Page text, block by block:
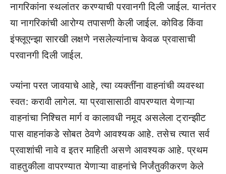
नागरिकांना स्थलांतर करण्याची परवानगी दिली जाईल. यानंतर
या नागरिकांची आरोग्य तपासणी केली जाईल. कोविड किंवा
इंफ्लूएन्झा सारखी लक्षणे नसलेल्यांनाच केवळ प्रवासाची
परवानगी दिली जाईल.
ज्यांना परत जावयाचे आहे, त्या व्यक्तींना वाहनांची व्यवस्था
स्वत: करावी लागेल. या प्रवासासाठी वापरण्यात येणाऱ्या
वाहनांचा निश्चित मार्ग व कालावधी नमूद असलेला ट्रान्झीट
पास वाहनांकडे सोबत ठेवणे आवश्यक आहे. तसेच त्यात सर्व
प्रवाशांची नावे व इतर माहिती असणे आवश्यक आहे. प्रथम
वाहतुकीला वापरण्यात येणाऱ्या वाहनांचे निर्जंतुकीकरण केले